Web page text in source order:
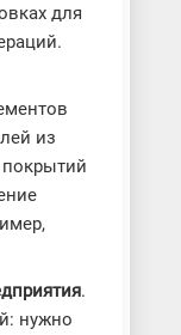
для
из
.
нужно